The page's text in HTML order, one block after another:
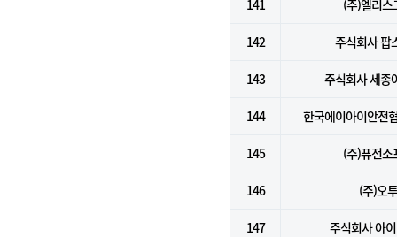
141 (주)엘리스
142 주식회사 팝
143 주식회사 세종
144 한국에이아이안전
145 (주)퓨전소
146 (주)오투
147 주식회사 아